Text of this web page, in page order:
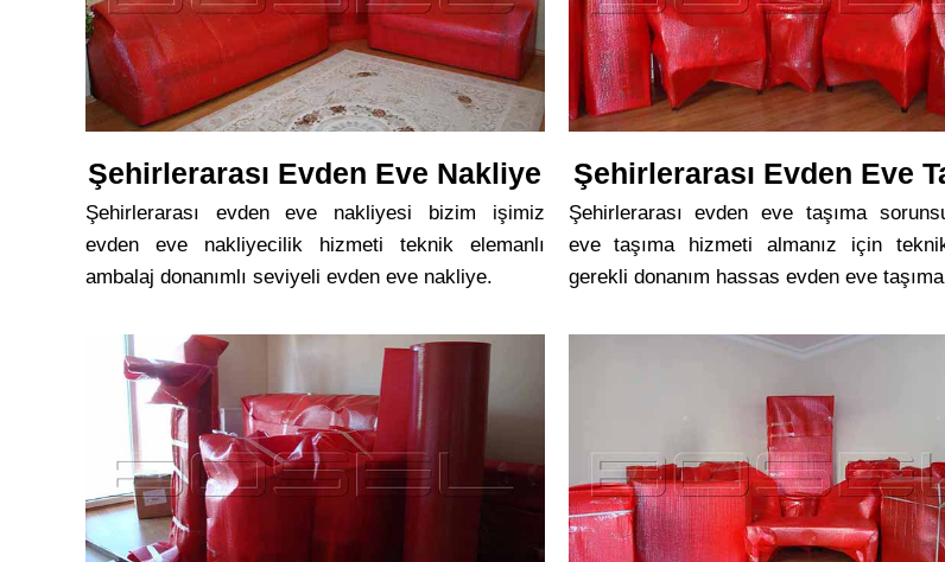
Şehirlerarası Evden Eve Nakliye
Şehirlerarası evden eve nakliyesi bizim işimiz
evden eve nakliyecilik hizmeti teknik elemanlı
ambalaj donanımlı seviyeli evden eve nakliye.
Şehirlerarası Evden Eve
Şehirlerarası evden eve taşıma
eve taşıma hizmeti almanız için
gerekli donanım hassas evden eve